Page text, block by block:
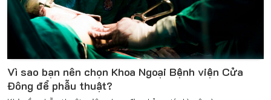
Vì sao bạn nên chọn Khoa Ngoại Bệnh viện Cửa
Đông để phẫu thuật?